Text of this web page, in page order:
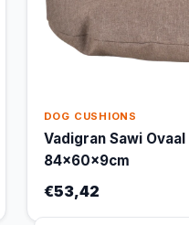
DOG CUSHIONS
Vadigran Sawi
84x60x9cm
€53,42